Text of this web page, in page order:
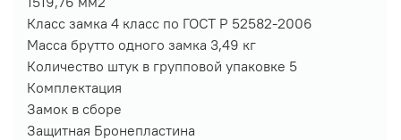
Класс замка 4 класс по ГОСТ Р 52582-2006
Масса брутто одного замка 3,49 кг
Количество штук в групповой упаковке 5
Комплектация
Замок в сборе
Защитная Бронепластина